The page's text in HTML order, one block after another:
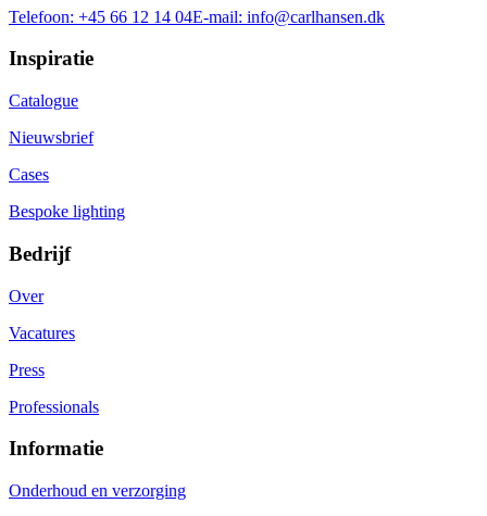
Telefoon: +45 66 12 14 04E-mail: info@carlhansen.dk
Inspiratie
Catalogue
Nieuwsbrief
Cases
Bespoke lighting
Bedrijf
Over
Vacatures
Press
Professionals
Informatie
Onderhoud en verzorging